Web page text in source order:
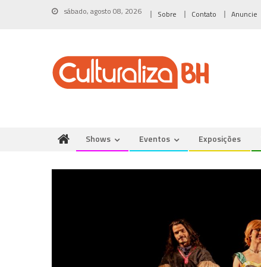
sábado, agosto 08, 2026 Sobre Contato Anuncie
Shows Eventos Exposições